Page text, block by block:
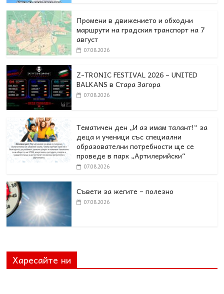
Промени в движението и обходни
маршрути на градския транспорт на 7
август
07.08.2026
Z-TRONIC FESTIVAL 2026 – UNITED
BALKANS в Стара Загора
07.08.2026
Тематичен ден „И аз имам талант!“ за
деца и ученици със специални
образователни потребности ще се
проведе в парк „Артилерийски“
07.08.2026
Съвети за жегите – полезно
07.08.2026
Харесайте ни